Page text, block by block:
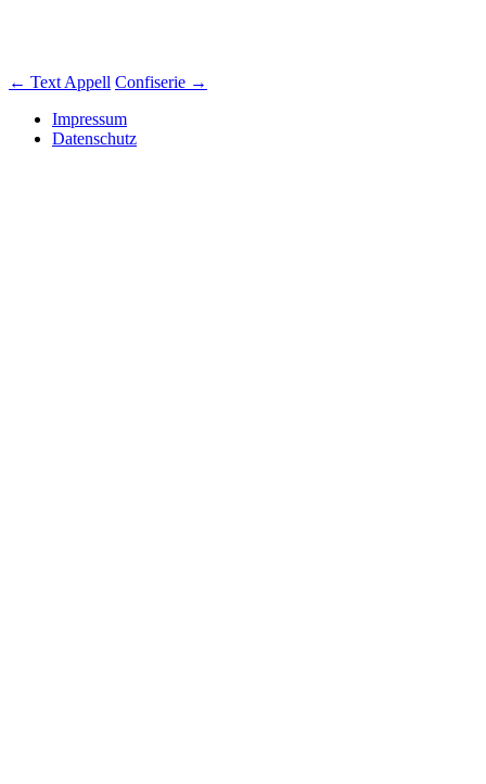
Beitrags-
Navigation
← Text Appell Confiserie →
Impressum
Datenschutz